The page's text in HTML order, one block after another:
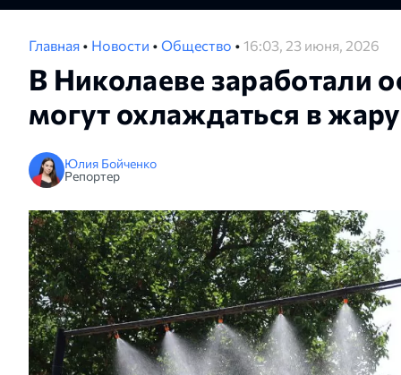
Главная • Новости • Общество • 16:03, 23 июня, 2026
В Николаеве заработали
могут охлаждаться в жару
Юлия Бойченко
Репортер